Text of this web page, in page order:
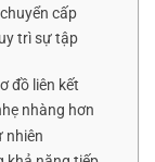
cấp
trì sự tập
đồ liên kết
nhàng hơn
nhiên